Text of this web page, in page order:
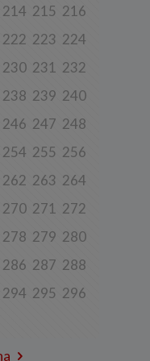
214 215 216
222 223 224
230 231 232
238 239 240
246 247 248
254 255 256
262 263 264
270 271 272
278 279 280
286 287 288
294 295 296
analizą
podaje w celu
z usługi
RODO),
użytkownika, a
naszego prawnie
lub obrony przed
prawnie uzasadnionego
f RODO).
niezbędne do
tych danych usługa nie